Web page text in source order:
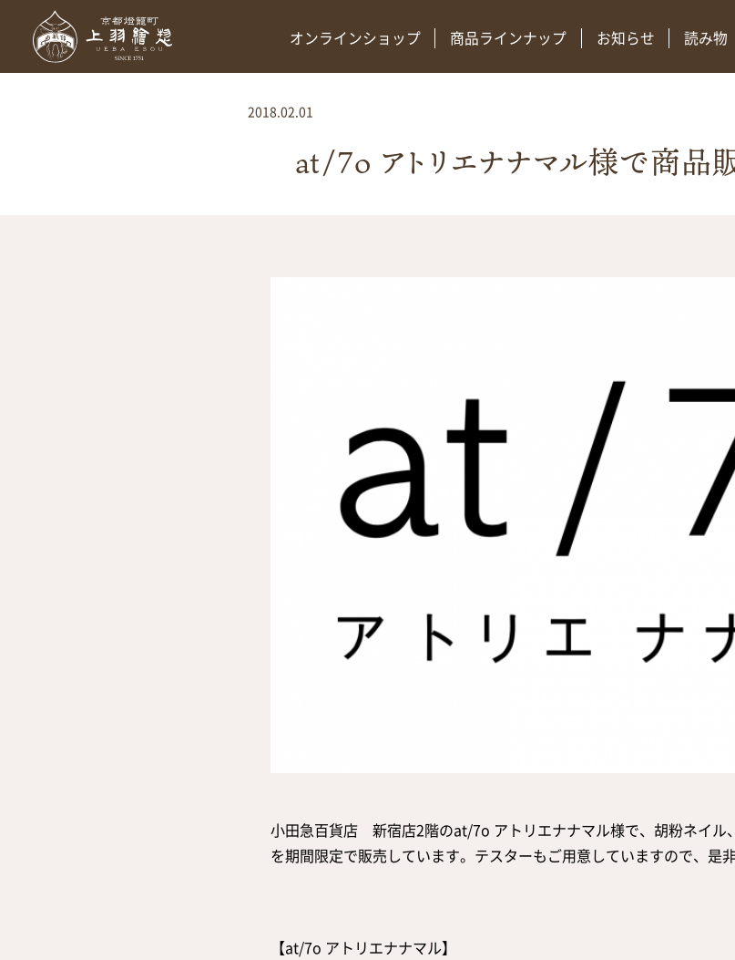
オンラインショップ 商品ラインナップ お知らせ 読み物
2018.02.01
at/7o アトリエナナマル様で商品
小田急百貨店 新宿店2階のat/7o アトリエナナマル様で、胡粉ネイル
を期間限定で販売しています。テスターもご用意していますので、是
【at/7o アトリエナナマル】